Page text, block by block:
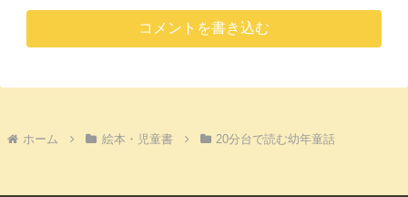
コメントを書き込む
ホーム 絵本・児童書 20分台で読む幼年童話